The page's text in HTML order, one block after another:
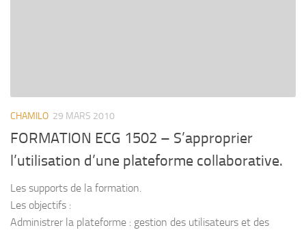
CHAMILO 29 MARS 2010
FORMATION ECG 1502 – S’approprier
l’utilisation d’une plateforme collaborative.
Les supports de la formation.
Les objectifs :
Administrer la plateforme : gestion des utilisateurs et des